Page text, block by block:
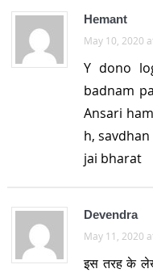
Hemant
May 10, 2020
Y dono
badnam
Ansari
h,
jai bharat
Devendra
May 11, 2020
इस तरह के